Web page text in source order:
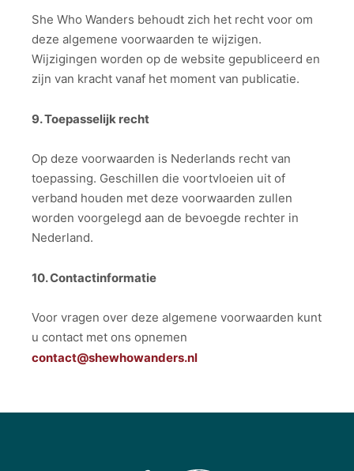
She Who Wanders behoudt zich het recht voor om
deze algemene voorwaarden te wijzigen.
Wijzigingen worden op de website gepubliceerd en
zijn van kracht vanaf het moment van publicatie.
9. Toepasselijk recht
Op deze voorwaarden is Nederlands recht van
toepassing. Geschillen die voortvloeien uit of
verband houden met deze voorwaarden zullen
worden voorgelegd aan de bevoegde rechter in
Nederland.
10. Contactinformatie
Voor vragen over deze algemene voorwaarden kunt
u contact met ons opnemen
contact@shewhowanders.nl